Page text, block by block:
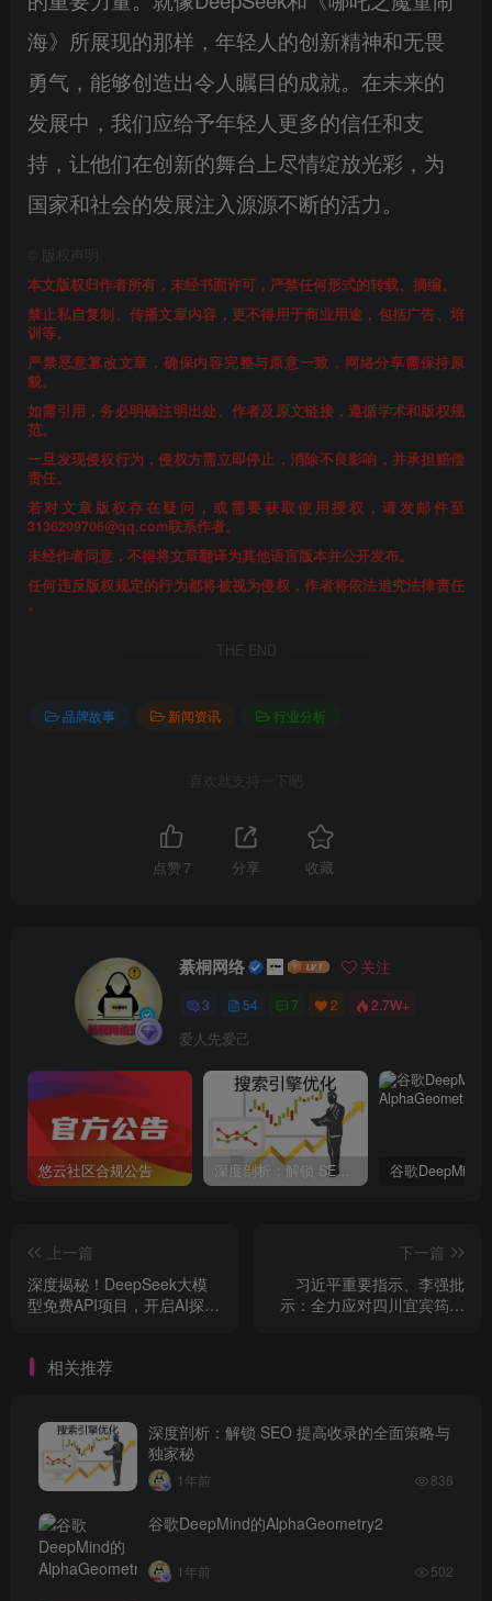
海》所展现的那样，年轻人的创新精神和无畏
勇气，能够创造出令人瞩目的成就。在未来的
发展中，我们应给予年轻人更多的信任和支
持，让他们在创新的舞台上尽情绽放光彩，为
国家和社会的发展注入源源不断的活力。
版权声明
本文版权归作者所有，未经书面许可，严禁任何形式的转载、摘编。
禁止私自复制、传播文章内容，更不得用于商业用途，包括广告、培
训等。
严禁恶意篡改文章，确保内容完整与原意一致，网络分享需保持原
貌。
如需引用，务必明确注明出处、作者及原文链接，遵循学术和版权规
范。
一旦发现侵权行为，侵权方需立即停止，消除不良影响，并承担赔偿
责任。
若对文章版权存在疑问，或需要获取使用授权，请发邮件至
3136209706@qq.com联系作者。
未经作者同意，不得将文章翻译为其他语言版本并公开发布。
任何违反版权规定的行为都将被视为侵权，作者将依法追究法律责任
。
THE END
品牌故事 新闻资讯 行业分析
喜欢就支持一下吧
点赞 7 分享 收藏
綦桐网络 关注
3 54 7 2 2.7W+
爱人先爱己
悠云社区合规公告 深度剖析：解锁 SEO 提高收录的全面策略与独家秘
上一篇
深度揭秘！DeepSeek大模
型免费API项目，开启AI探索
下一篇
习近平重要指示、李强批
示：全力应对四川宜宾筠连
相关推荐
深度剖析：解锁 SEO 提高收录的全面策略与
独家秘
1年前 836
谷歌DeepMind的AlphaGeometry2
1年前 502